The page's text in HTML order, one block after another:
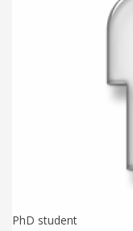
PhD student